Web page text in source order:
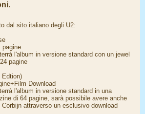
dal sito italiano degli U2:
pagine
l'album in versione standard con un jewel
pagine
Edtion)
Download
l'album in versione standard in una
di 64 pagine, sarà possibile avere anche
attraverso un esclusivo download